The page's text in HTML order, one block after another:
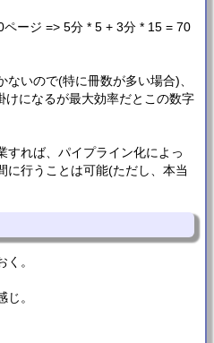
ージ => 5分 * 5 + 3分 * 15 = 70
いので(特に冊数が多い場合)、
になるが最大効率だとこの数字
すれば、パイプライン化によっ
に行うことは可能(ただし、本当
。
。